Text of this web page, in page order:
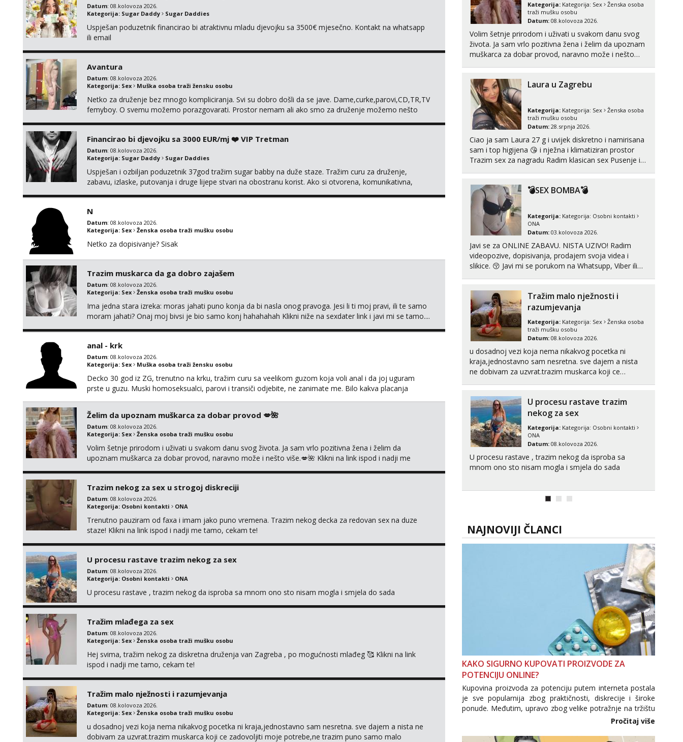
Datum: 08.kolovoza 2026.
Kategorija: Sugar Daddy Sugar Daddies
Uspješan poduzetnik financirao bi atraktivnu mladu djevojku sa 3500€ mjesečno. Kontakt na whatsapp
ili email
Avantura
Datum: 08.kolovoza 2026.
Kategorija: Sex Muška osoba traži žensku osobu
Netko za druženje bez mnogo kompliciranja. Svi su dobro došli da se jave. Dame,curke,parovi,CD,TR,TV
femyboy. O svemu možemo porazgovarati. Prostor nemam ali ako smo za druženje možemo nešto
Financirao bi djevojku sa 3000 EUR/mj ❤️ VIP Tretman
Datum: 08.kolovoza 2026.
Kategorija: Sugar Daddy Sugar Daddies
Uspješan i ozbiljan poduzetnik 37god tražim sugar babby na duže staze. Tražim curu za druženje,
zabavu, izlaske, putovanja i druge lijepe stvari na obostranu korist. Ako si otvorena, komunikativna,
N
Datum: 08.kolovoza 2026.
Kategorija: Sex Ženska osoba traži mušku osobu
Netko za dopisivanje? Sisak
Trazim muskarca da ga dobro zajašem
Datum: 08.kolovoza 2026.
Kategorija: Sex Ženska osoba traži mušku osobu
Ima jedna stara izreka: moras jahati puno konja da bi nasla onog pravoga. Jesi li ti moj pravi, ili te samo
moram jahati? Onaj moj bivsi je bio samo konj hahahahah Klikni niže na sexdater link i javi mi se tamo....
anal - krk
Datum: 08.kolovoza 2026.
Kategorija: Sex Muška osoba traži žensku osobu
Decko 30 god iz ZG, trenutno na krku, tražim curu sa veelikom guzom koja voli anal i da joj uguram
prste u guzu. Muski homoseksualci, parovi i transiči odjebite, ne zanimate me. Bilo kakva placanja
na whatsapp 0958048882.
Želim da upoznam muškarca za dobar provod 💋🌺
Datum: 08.kolovoza 2026.
Kategorija: Sex Ženska osoba traži mušku osobu
Volim šetnje prirodom i uživati u svakom danu svog života. Ja sam vrlo pozitivna žena i želim da
upoznam muškarca za dobar provod, naravno može i nešto više.💋🌺 Klikni na link ispod i nadji me
Trazim nekog za sex u strogoj diskreciji
Datum: 08.kolovoza 2026.
Kategorija: Osobni kontakti ONA
Trenutno pauziram od faxa i imam jako puno vremena. Trazim nekog decka za redovan sex na duze
staze! Klikni na link ispod i nadji me tamo, cekam te!
U procesu rastave trazim nekog za sex
Datum: 08.kolovoza 2026.
Kategorija: Osobni kontakti ONA
U procesu rastave , trazim nekog da isproba sa mnom ono sto nisam mogla i smjela do sada
Tražim mlađega za sex
Datum: 08.kolovoza 2026.
Kategorija: Sex Ženska osoba traži mušku osobu
Hej svima, tražim nekog za diskretna druženja van Zagreba , po mogućnosti mlađeg 🥰 Klikni na link
ispod i nadji me tamo, cekam te!
Tražim malo nježnosti i razumjevanja
Datum: 08.kolovoza 2026.
Kategorija: Sex Ženska osoba traži mušku osobu
u dosadnoj vezi koja nema nikakvog pocetka ni kraja,jednostavno sam nesretna. sve dajem a nista ne
dobivam za uzvrat.trazim muskarca koji ce zadovoljiti moje potrebe,ne trazim puno samo malo
Tel: 064/677-677- Kod: #69
tel:0,93€ - mob:1,12€ min
Snježana
Razgovaram :)
tel:0,93€ - mob:1,12€ min
Obavijesti me kada se oslobodi
Alisa
Razgovaram :)
Tel:
- Kod: #106
tel:0,93€ - mob:1,12€ min
Obavijesti me kada se oslobodi
Tel: 064/677-677- Kod: #135
tel:0,93€ - mob:1,12€ min
Tel:064/677-677- Kod: #123
tel:0,93€ - mob:1,12€ min
Čekam tvoj poziv!
Tel: 064/677-677- Kod: #142
tel:0,93€ - mob:1,12€ min
Kategorija: Kategorija: Sex
Ženska osoba
traži mušku osobu
Datum: 08.kolovoza 2026.
Volim šetnje prirodom i uživati u svakom danu svog
života. Ja sam vrlo pozitivna žena i želim da upoznam
muškarca za dobar provod, naravno može i nešto
Laura u Zagrebu
Kategorija: Kategorija: Sex
Ženska osoba
traži mušku osobu
Datum: 28.srpnja 2026.
Ciao ja sam Laura 27 g i uvijek diskretno i namirisana
sam i top higijena 😘 i nježna i klimatiziran prostor
Trazim sex za nagradu Radim klasican sex Pusenje i
neljubim se Wha...💣SEX BOMBA💣
Kategorija: Kategorija: Osobni kontakti
ONA
Datum: 03.kolovoza 2026.
Javi se za ONLINE ZABAVU. NISTA UZIVO! Radim
videopozive, dopisivanja, prodajem svoja videa i
slikice. 😚 Javi mi se porukom na Whatsupp, Viber ili
Tražim malo nježnosti i
razumjevanja
Kategorija: Kategorija: Sex
Ženska osoba
traži mušku osobu
Datum: 08.kolovoza 2026.
u dosadnoj vezi koja nema nikakvog pocetka ni
kraja,jednostavno sam nesretna. sve dajem a nista
ne dobivam za uzvrat.trazim muskarca koji ce
poljupce po tijelu koji me jako pale,obozavam kad
muskar...
U procesu rastave trazim
nekog za sex
Kategorija: Kategorija: Osobni kontakti
ONA
Datum: 08.kolovoza 2026.
U procesu rastave , trazim nekog da isproba sa
mnom ono sto nisam mogla i smjela do sada
NAJNOVIJI ČLANCI
KAKO SIGURNO KUPOVATI PROIZVODE ZA
POTENCIJU ONLINE?
Kupovina proizvoda za potenciju putem interneta postala
je sve popularnija zbog praktičnosti, diskrecije i široke
ponude. Međutim, upravo zbog velike potražnje na tržištu
se pojavljuju i brojni krivotvoreni proizvodi, nepouzdane
internetske trgovine te proizvodi nepoznatog podrijetla. ...
Pročitaj više